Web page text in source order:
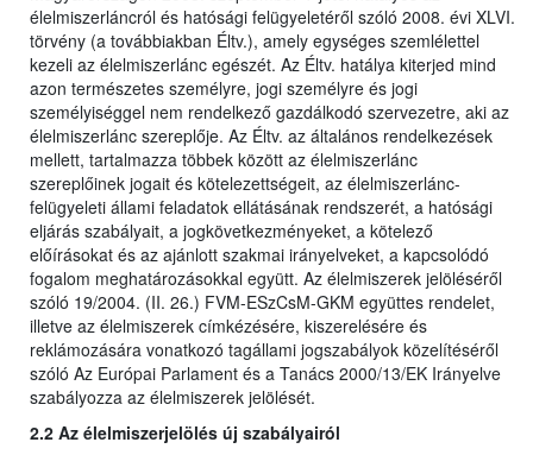
élelmiszerláncról és hatósági felügyeletéről szóló 2008. évi XLVI.
törvény (a továbbiakban Éltv.), amely egységes szemlélettel
kezeli az élelmiszerlánc egészét. Az Éltv. hatálya kiterjed mind
azon természetes személyre, jogi személyre és jogi
személyiséggel nem rendelkező gazdálkodó szervezetre, aki az
élelmiszerlánc szereplője. Az Éltv. az általános rendelkezések
mellett, tartalmazza többek között az élelmiszerlánc
szereplőinek jogait és kötelezettségeit, az élelmiszerlánc-
felügyeleti állami feladatok ellátásának rendszerét, a hatósági
eljárás szabályait, a jogkövetkezményeket, a kötelező
előírásokat és az ajánlott szakmai irányelveket, a kapcsolódó
fogalom meghatározásokkal együtt. Az élelmiszerek jelöléséről
szóló 19/2004. (II. 26.) FVM-ESzCsM-GKM együttes rendelet,
illetve az élelmiszerek címkézésére, kiszerelésére és
reklámozására vonatkozó tagállami jogszabályok közelítéséről
szóló Az Európai Parlament és a Tanács 2000/13/EK Irányelve
szabályozza az élelmiszerek jelölését.
2.2 Az élelmiszerjelölés új szabályairól